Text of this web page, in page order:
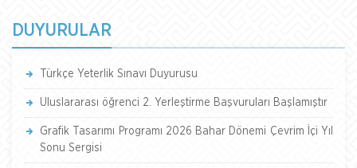
DUYURULAR
Türkçe Yeterlik Sınavı Duyurusu
Uluslararası öğrenci 2. Yerleştirme Başvuruları Başlamıştır
Grafik Tasarımı Programı 2026 Bahar Dönemi Çevrim İçi Yıl
Sonu Sergisi